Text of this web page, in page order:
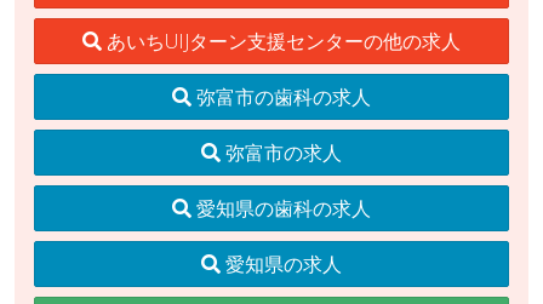
あいちUIJターン支援センターの他の求人
弥富市の歯科の求人
弥富市の求人
愛知県の歯科の求人
愛知県の求人